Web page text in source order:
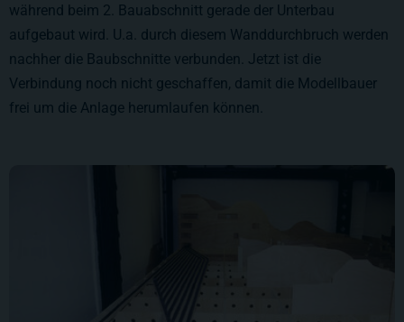
während beim 2. Bauabschnitt gerade der Unterbau
aufgebaut wird. U.a. durch diesem Wanddurchbruch werden
nachher die Baubschnitte verbunden. Jetzt ist die
Verbindung noch nicht geschaffen, damit die Modellbauer
frei um die Anlage herumlaufen können.